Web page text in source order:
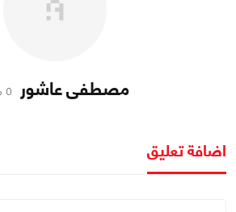
مصطفى عاشور 0 متابع
اضافة تعليق